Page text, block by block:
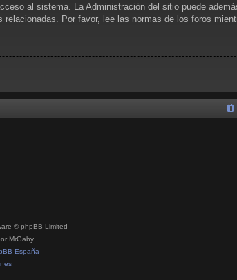
al sistema. La Administración del sitio puede
Por favor, lee las normas de los foros
© phpBB Limited
MrGaby
España